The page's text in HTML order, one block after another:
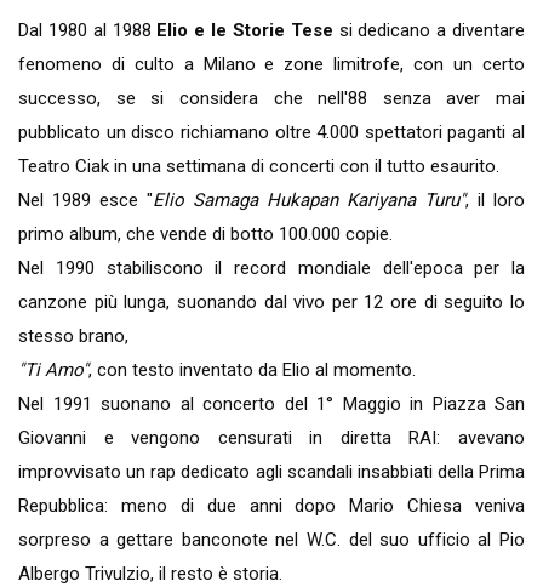
Dal 1980 al 1988 Elio e le Storie Tese si dedicano a diventare
fenomeno di culto a Milano e zone limitrofe, con un certo
successo, se si considera che nell'88 senza aver mai
pubblicato un disco richiamano oltre 4.000 spettatori paganti al
Teatro Ciak in una settimana di concerti con il tutto esaurito.
Nel 1989 esce "Elio Samaga Hukapan Kariyana Turu", il loro
primo album, che vende di botto 100.000 copie.
Nel 1990 stabiliscono il record mondiale dell'epoca per la
canzone più lunga, suonando dal vivo per 12 ore di seguito lo
stesso brano,
"Ti Amo", con testo inventato da Elio al momento.
Nel 1991 suonano al concerto del 1° Maggio in Piazza San
Giovanni e vengono censurati in diretta RAI: avevano
improvvisato un rap dedicato agli scandali insabbiati della Prima
Repubblica: meno di due anni dopo Mario Chiesa veniva
sorpreso a gettare banconote nel W.C. del suo ufficio al Pio
Albergo Trivulzio, il resto è storia.